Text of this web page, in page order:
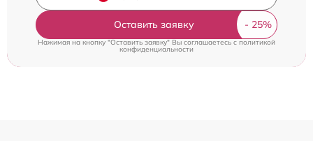
Оставить заявку
Нажимая на кнопку "Оставить заявку" Вы соглашаетесь cполитикой
конфиденциальности